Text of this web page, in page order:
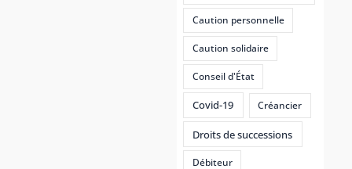
Caution personnelle
Caution solidaire
Conseil d'État
Covid-19 Créancier
Droits de successions
Débiteur